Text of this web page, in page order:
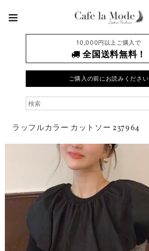
10,000円以上ご購入で
全国送料無料！
ご購入の前にお読みください
ラッフルカラー カットソー 237964